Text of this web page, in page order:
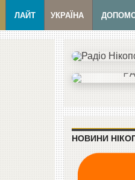
ЛАЙТ УКРАЇНА
НОВИНИ